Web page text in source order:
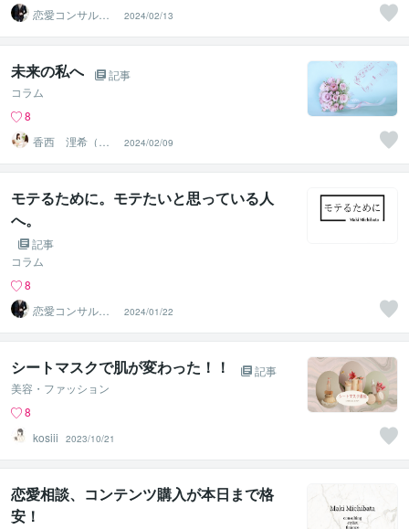
恋愛コンサルタ
ント 真希
2024/02/13
未来の私へ
記事
コラム
8
香西 浬希（こ
うざい りの）
カウンセラー
2024/02/09
モテるために。モテたいと思っている人
へ。
記事
コラム
8
恋愛コンサルタ
ント 真希
2024/01/22
シートマスクで肌が変わった！！
記事
美容・ファッション
8
kosiii
2023/10/21
恋愛相談、コンテンツ購入が本日まで格
安！